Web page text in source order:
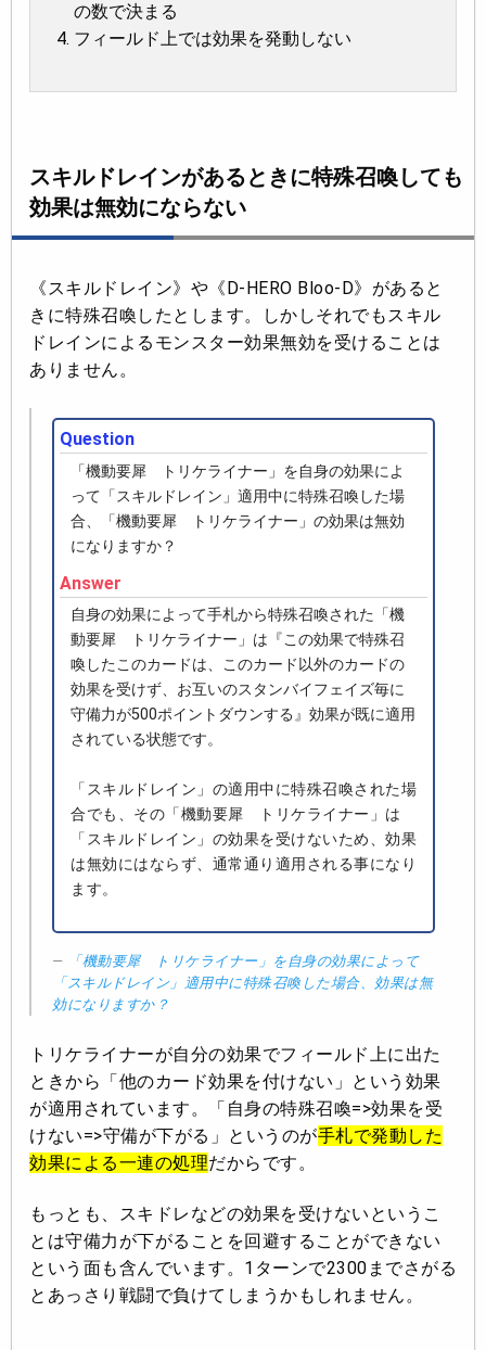
の数で決まる
フィールド上では効果を発動しない
スキルドレインがあるときに特殊召喚しても
効果は無効にならない
《スキルドレイン》や《D-HERO Bloo-D》があると
きに特殊召喚したとします。しかしそれでもスキル
ドレインによるモンスター効果無効を受けることは
ありません。
Question
「機動要犀 トリケライナー」を自身の効果によ
って「スキルドレイン」適用中に特殊召喚した場
合、「機動要犀 トリケライナー」の効果は無効
になりますか？
Answer
自身の効果によって手札から特殊召喚された「機
動要犀 トリケライナー」は『この効果で特殊召
喚したこのカードは、このカード以外のカードの
効果を受けず、お互いのスタンバイフェイズ毎に
守備力が500ポイントダウンする』効果が既に適用
されている状態です。
「スキルドレイン」の適用中に特殊召喚された場
合でも、その「機動要犀 トリケライナー」は
「スキルドレイン」の効果を受けないため、効果
は無効にはならず、通常通り適用される事になり
ます。
「機動要犀 トリケライナー」を自身の効果によって
「スキルドレイン」適用中に特殊召喚した場合、効果は無
効になりますか？
トリケライナーが自分の効果でフィールド上に出た
ときから「他のカード効果を付けない」という効果
が適用されています。「自身の特殊召喚=>効果を受
けない=>守備が下がる」というのが手札で発動した
効果による一連の処理だからです。
もっとも、スキドレなどの効果を受けないというこ
とは守備力が下がることを回避することができない
という面も含んでいます。1ターンで2300までさがる
とあっさり戦闘で負けてしまうかもしれません。